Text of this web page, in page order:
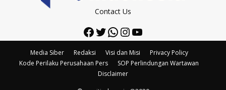
Contact Us
Facebook
Twitter
WhatsApp
Instagram
YouTube
Media Siber Redaksi Visi dan Misi
Privacy Policy
Kode Perilaku Perusahaan Pers
SOP Perlindungan Wartawan
Disclaimer